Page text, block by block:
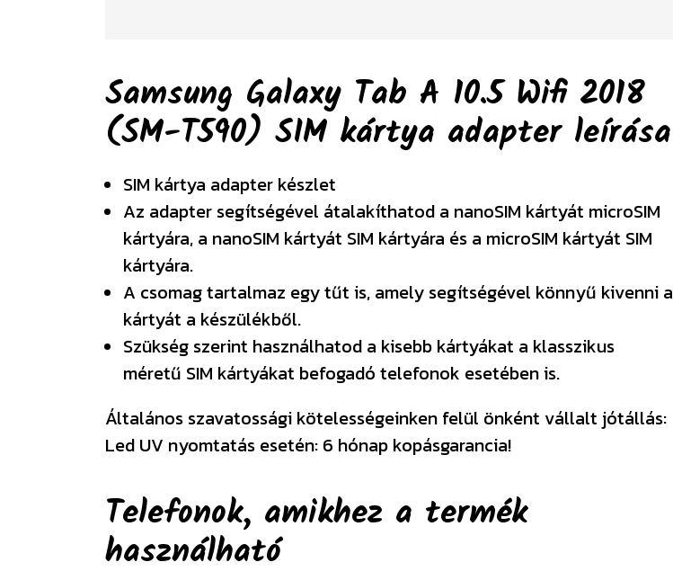
Samsung Galaxy Tab A 10.5 Wifi 2018
(SM-T590) SIM kártya adapter leírása
SIM kártya adapter készlet
Az adapter segítségével átalakíthatod a nanoSIM kártyát microSIM
kártyára, a nanoSIM kártyát SIM kártyára és a microSIM kártyát SIM
kártyára.
A csomag tartalmaz egy tűt is, amely segítségével könnyű kivenni a
kártyát a készülékből.
Szükség szerint használhatod a kisebb kártyákat a klasszikus
méretű SIM kártyákat befogadó telefonok esetében is.
Általános szavatossági kötelességeinken felül önként vállalt jótállás:
Led UV nyomtatás esetén: 6 hónap kopásgarancia!
Telefonok, amikhez a termék
használható